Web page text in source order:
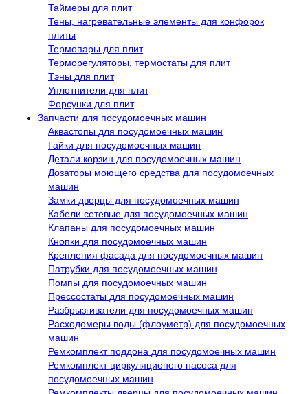
Таймеры для плит
Тены, нагревательные элементы для конфорок
плиты
Термопары для плит
Терморегуляторы, термостаты для плит
Тэны для плит
Уплотнители для плит
Форсунки для плит
Запчасти для посудомоечных машин
Аквастопы для посудомоечных машин
Гайки для посудомоечных машин
Детали корзин для посудомоечных машин
Дозаторы моющего средства для посудомоечных
машин
Замки дверцы для посудомоечных машин
Кабели сетевые для посудомоечных машин
Клапаны для посудомоечных машин
Кнопки для посудомоечных машин
Крепления фасада для посудомоечных машин
Патрубки для посудомоечных машин
Помпы для посудомоечных машин
Прессостаты для посудомоечных машин
Разбрызгиватели для посудомоечных машин
Расходомеры воды (флоуметр) для посудомоечных
машин
Ремкомплект поддона для посудомоечных машин
Ремкомплект циркуляционого насоса для
посудомоечных машин